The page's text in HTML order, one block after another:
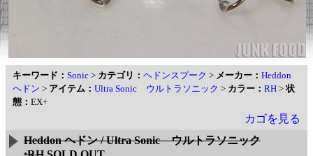
キーワード： Sonic > カテゴリ： ヘドンスプーク > メーカー： Heddon
ヘドン > アイテム： Ultra Sonic ウルトラソニック > カラー： RH >状
態： EX+
カゴを見る
Heddon ヘドン / Ultra Sonic ウルトラソニック